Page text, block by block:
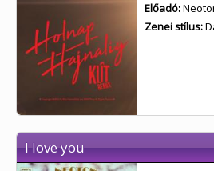
Előadó:
Zenei stílus:
I love you